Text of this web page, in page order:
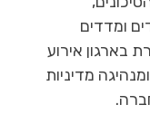
ומדדים
אירוע
מדיניות